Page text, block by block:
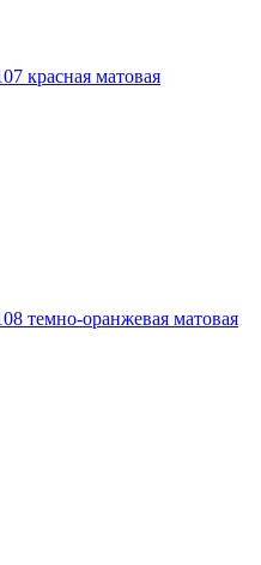
красная матовая
темно-оранжевая матовая